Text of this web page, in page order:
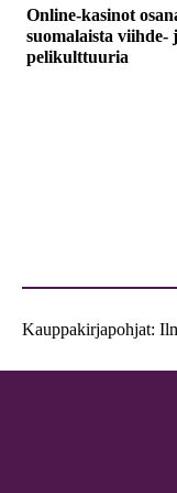
Online-kasinot
suomalaista viihde-
pelikulttuuria
Kauppakirjapohjat: